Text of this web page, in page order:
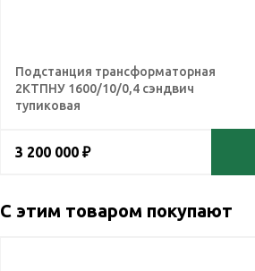
Подстанция трансформаторная
2КТПНУ 1600/10/0,4 сэндвич
тупиковая
3 200 000 ₽
С этим товаром покупают